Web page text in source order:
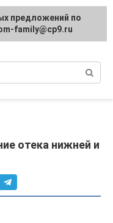
отека нижней и
предложений по
family@cp9.ru